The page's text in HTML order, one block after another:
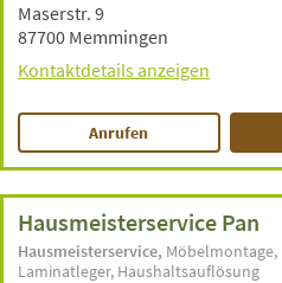
Maserstr. 9
87700 Memmingen
Kontaktdetails anzeigen
Anrufen
Hausmeisterservice Pan
Hausmeisterservice Möbelmontage
Laminatleger Haushaltsauflösung